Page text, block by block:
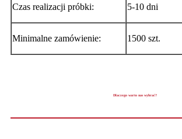
Czas realizacji próbki: 5-10 dni
Minimalne zamówienie: 1500 szt.
Dlaczego warto nas wybrać?